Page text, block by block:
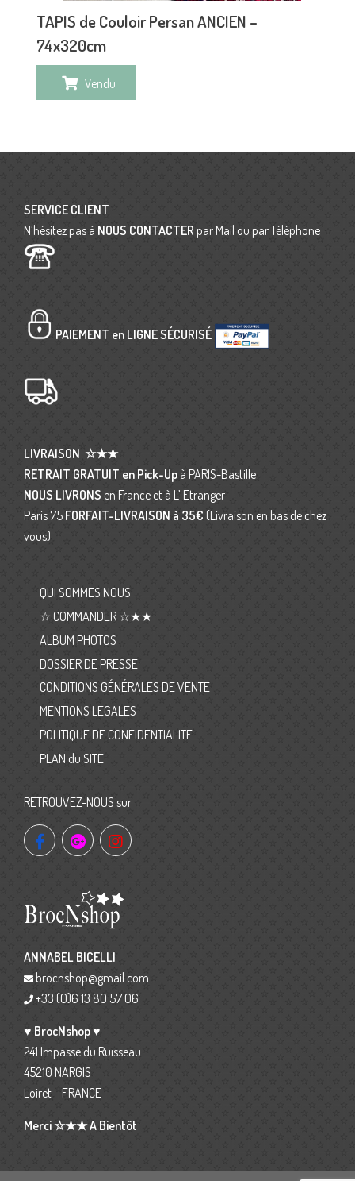
TAPIS de Couloir Persan ANCIEN –
74x320cm
Vendu
SERVICE CLIENT
N’hésitez pas à NOUS CONTACTER par Mail ou par Téléphone
PAIEMENT en LIGNE SÉCURISÉ
LIVRAISON ☆★★
RETRAIT GRATUIT en Pick-Up à PARIS-Bastille
NOUS LIVRONS en France et à L’ Etranger
Paris 75 FORFAIT-LIVRAISON à 35€ (Livraison en bas de chez
vous)
QUI SOMMES NOUS
☆ COMMANDER ☆★★
ALBUM PHOTOS
DOSSIER DE PRESSE
CONDITIONS GÉNÉRALES DE VENTE
MENTIONS LEGALES
POLITIQUE DE CONFIDENTIALITE
PLAN du SITE
RETROUVEZ-NOUS sur
ANNABEL BICELLI
brocnshop@gmail.com
+33 (0)6 13 80 57 06
♥ BrocNshop ♥
241 Impasse du Ruisseau
45210 NARGIS
Loiret – FRANCE
Merci ☆★★ A Bientôt